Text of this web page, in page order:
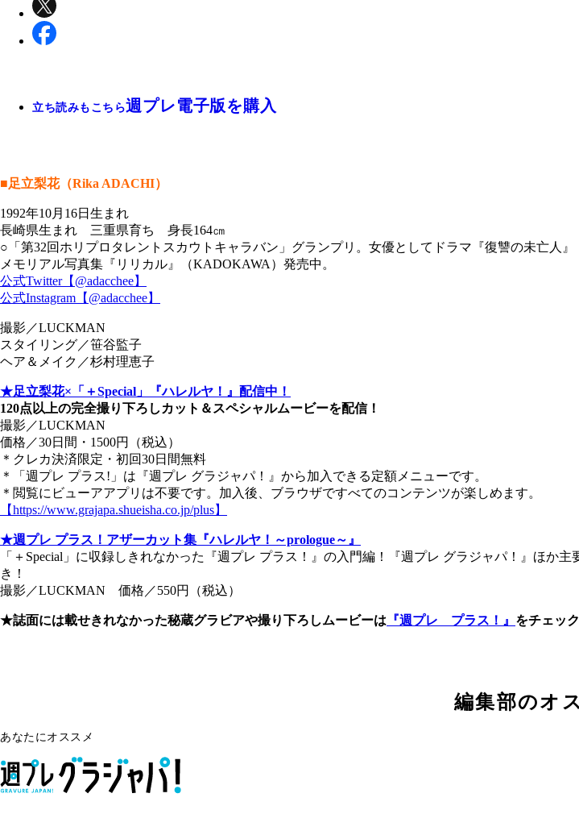
立ち読みもこちら週プレ電子版を購入
■足立梨花（Rika ADACHI）
1992年10月16日生まれ
長崎県生まれ 三重県育ち 身長164㎝
○「第32回ホリプロタレントスカウトキャラバン」グランプリ。女優としてドラマ『復讐の未亡人
メモリアル写真集『リリカル』（KADOKAWA）発売中。
公式Twitter【@adacchee】
公式Instagram【@adacchee】
撮影／LUCKMAN
スタイリング／笹谷監子
ヘア＆メイク／杉村理恵子
★足立梨花×「＋Special」『ハレルヤ！』配信中！
120点以上の完全撮り下ろしカット＆スペシャルムービーを配信！
撮影／LUCKMAN
価格／30日間・1500円（税込）
＊クレカ決済限定・初回30日間無料
＊「週プレ プラス!」は『週プレ グラジャパ！』から加入できる定額メニューです。
＊閲覧にビューアアプリは不要です。加入後、ブラウザですべてのコンテンツが楽しめます。
【https://www.grajapa.shueisha.co.jp/plus】
★週プレ プラス！アザーカット集『ハレルヤ！～prologue～』
「＋Special」に収録しきれなかった『週プレ プラス！』の入門編！『週プレ グラジャパ！』ほ
き！
撮影／LUCKMAN 価格／550円（税込）
★誌面には載せきれなかった秘蔵グラビアや撮り下ろしムービーは 『週プレ プラス！』 をチェッ
編集部のオ
あなたにオススメ